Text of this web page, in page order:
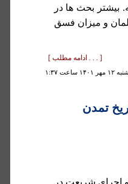
بيشتر بحث ها در
و ميزان فسق
[ . . . ادامه مطلب ]
ساعت ۱:۳۷
تمدن
اجرای شريعت در